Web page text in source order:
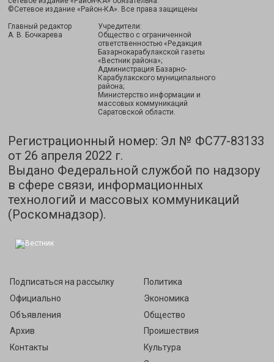
©Сетевое издание «Район-КА». Все права защищены
Главный редактор
А. В. Бочкарева
Учредители:
Общество с ограниченной
ответственностью «Редакция
Базарнокарабулакской газеты
«Вестник района»;
Администрация Базарно-
Карабулакского муниципального
района;
Министерство информации и
массовых коммуникаций
Саратовской области.
Регистрационный номер: Эл № ФС77-83133
от 26 апреля 2022 г.
Выдано Федеральной службой по надзору
в сфере связи, информационных
технологий и массовых коммуникаций
(Роскомнадзор).
Подписаться на рассылку
Официально
Объявления
Архив
Контакты
Политика
Экономика
Общество
Проишествия
Культура